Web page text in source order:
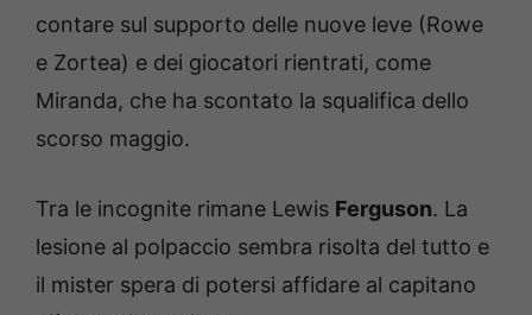
contare sul supporto delle nuove leve (Rowe
e Zortea) e dei giocatori rientrati, come
Miranda, che ha scontato la squalifica dello
scorso maggio.
Tra le incognite rimane Lewis Ferguson. La
lesione al polpaccio sembra risolta del tutto e
il mister spera di potersi affidare al capitano